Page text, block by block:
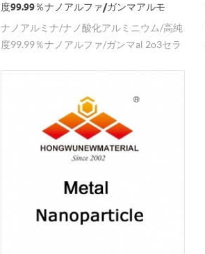
度99.99％ナノアルファ/ガンマアルモ
ナノアルミナ/ナノ酸化アルミニウム/高純
度99.99％ナノアルファ/ガンマal 2o3セラ